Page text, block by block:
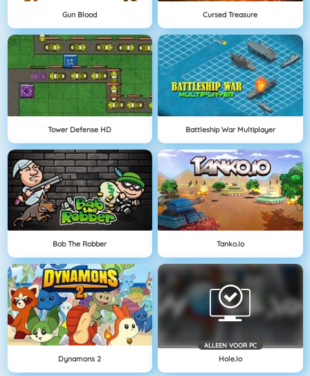
Gun Blood Cursed Treasure
Tower Defense HD Battleship War Multiplayer
Bob The Robber Tanko.io
Dynamons 2
ALLEEN VOOR PC
Hole.io